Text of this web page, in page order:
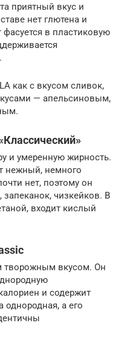
приятный вкус и
нет глютена и
в пластиковую
как с вкусом сливок,
— апельсиновым,
и умеренную жирность.
нежный, немного
нет, поэтому он
чизкейков. В
входит кислый
творожным вкусом. Он
и содержит
однородная, а его